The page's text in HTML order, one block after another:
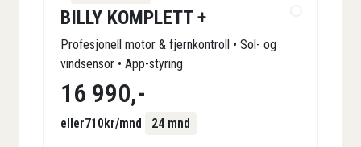
BILLY KOMPLETT +
Profesjonell motor & fjernkontroll • Sol- og
vindsensor • App-styring
16 990,-
eller710kr/mnd 24 mnd